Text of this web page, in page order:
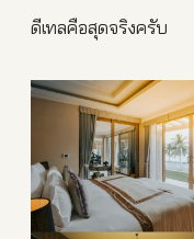
ดีเทลคือสุดจริงครับ